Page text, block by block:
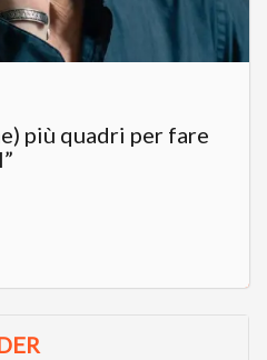
più quadri per fare